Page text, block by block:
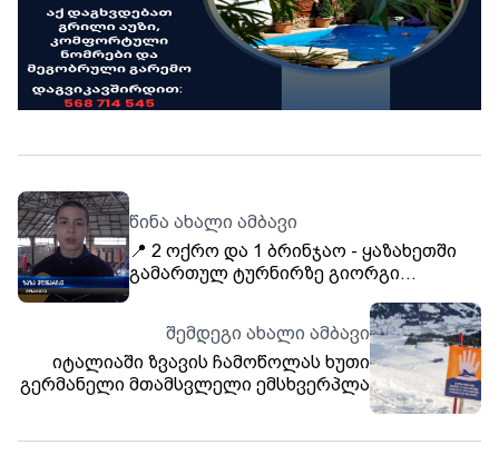
წინა ახალი ამბავი
📍 2 ოქრო და 1 ბრინჯაო - ყაზახეთში
გამართულ ტურნირზე გიორგი
კრივის სკოლის სპორტსმენებმა სამი
მედალი მოიპოვეს
შემდეგი ახალი ამბავი
იტალიაში ზვავის ჩამოწოლას ხუთი
გერმანელი მთამსვლელი ემსხვერპლა